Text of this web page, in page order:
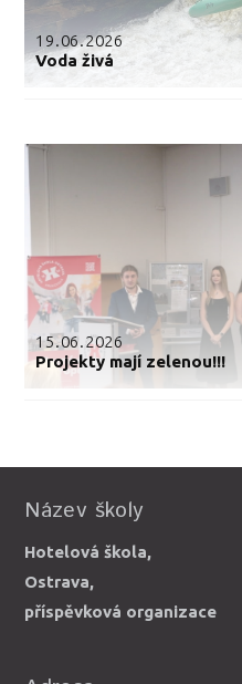
19.06.2026
Voda živá
15.06.2026
Projekty mají zelenou!!!
Název školy
Hotelová škola,
Ostrava,
příspěvková organizace